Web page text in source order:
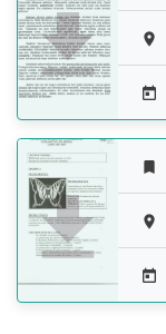
 




